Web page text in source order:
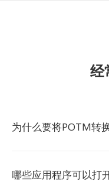
经
为什么要将POTM转
哪些应用程序可以打